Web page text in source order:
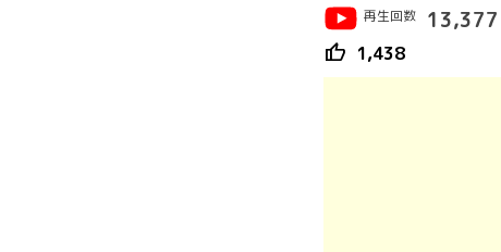
再生回数 13,377
thumb_up 1,438